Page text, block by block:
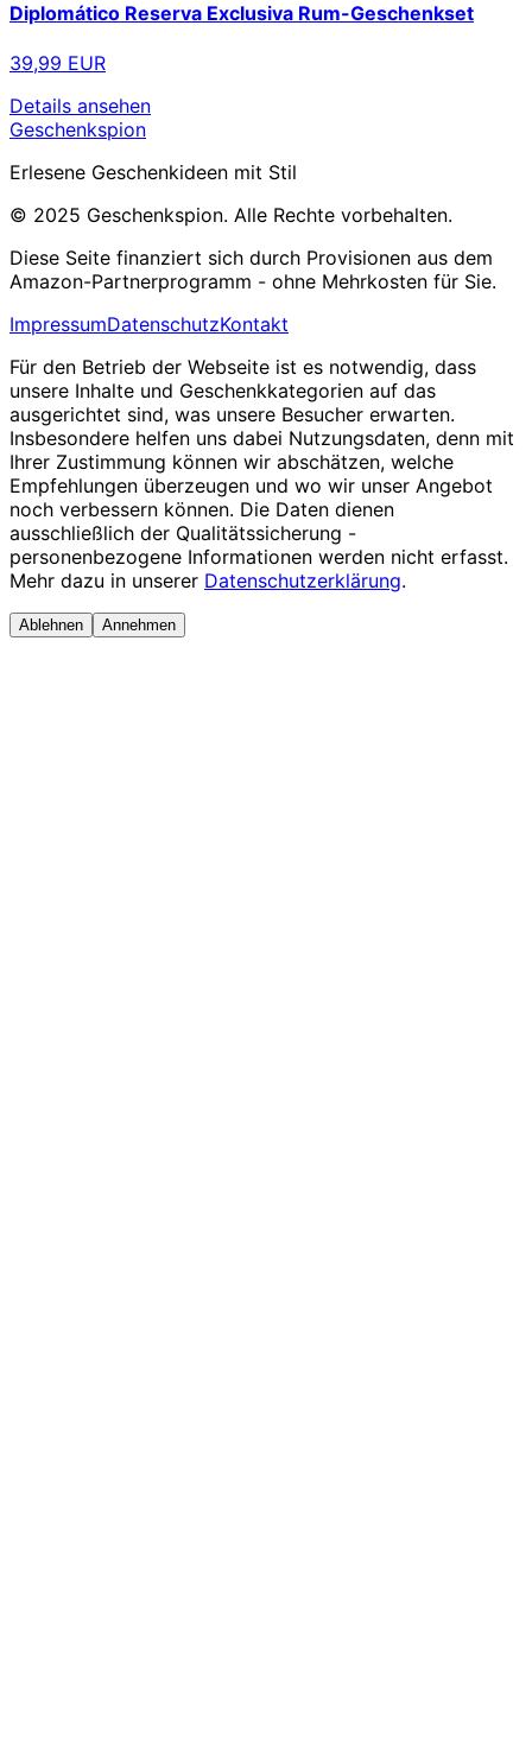
Diplomático Reserva Exclusiva Rum-Geschenkset
39,99 EUR
Details ansehen
Geschenkspion
Erlesene Geschenkideen mit Stil
© 2025 Geschenkspion. Alle Rechte vorbehalten.
Diese Seite finanziert sich durch Provisionen aus dem
Amazon-Partnerprogramm - ohne Mehrkosten für Sie.
ImpressumDatenschutzKontakt
Für den Betrieb der Webseite ist es notwendig, dass
unsere Inhalte und Geschenkkategorien auf das
ausgerichtet sind, was unsere Besucher erwarten.
Insbesondere helfen uns dabei Nutzungsdaten, denn mit
Ihrer Zustimmung können wir abschätzen, welche
Empfehlungen überzeugen und wo wir unser Angebot
noch verbessern können. Die Daten dienen
ausschließlich der Qualitätssicherung -
personenbezogene Informationen werden nicht erfasst.
Mehr dazu in unserer Datenschutzerklärung.
Ablehnen Annehmen